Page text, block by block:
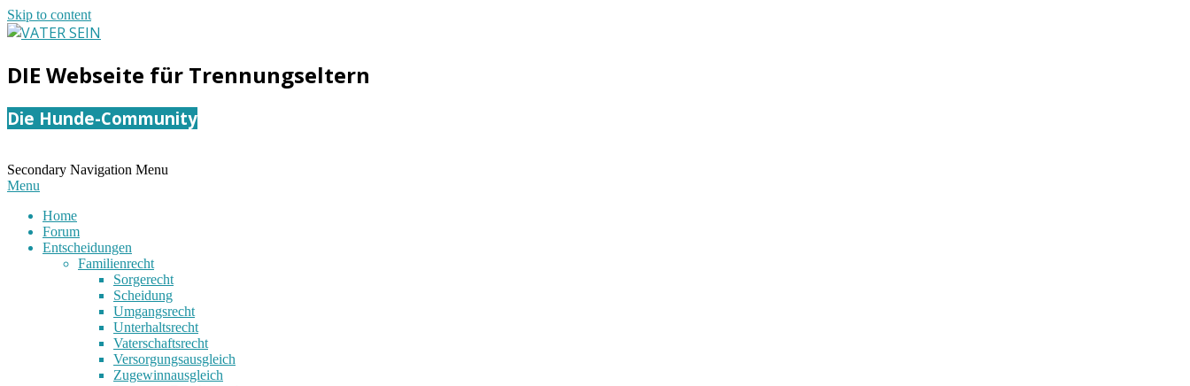
Skip to content
SEIN
DIE Webseite für Trennungseltern
Die Hunde-Community
Secondary Navigation Menu
Menu
Home
Forum
Entscheidungen
Familienrecht
Sorgerecht
Scheidung
Umgangsrecht
Unterhaltsrecht
Vaterschaftsrecht
Versorgungsausgleich
Zugewinnausgleich